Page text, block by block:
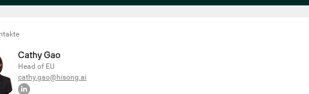
Cathy Gao
Head of EU
cathy.gao@hisong.ai